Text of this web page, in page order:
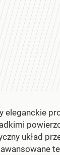
eleganckie
układ